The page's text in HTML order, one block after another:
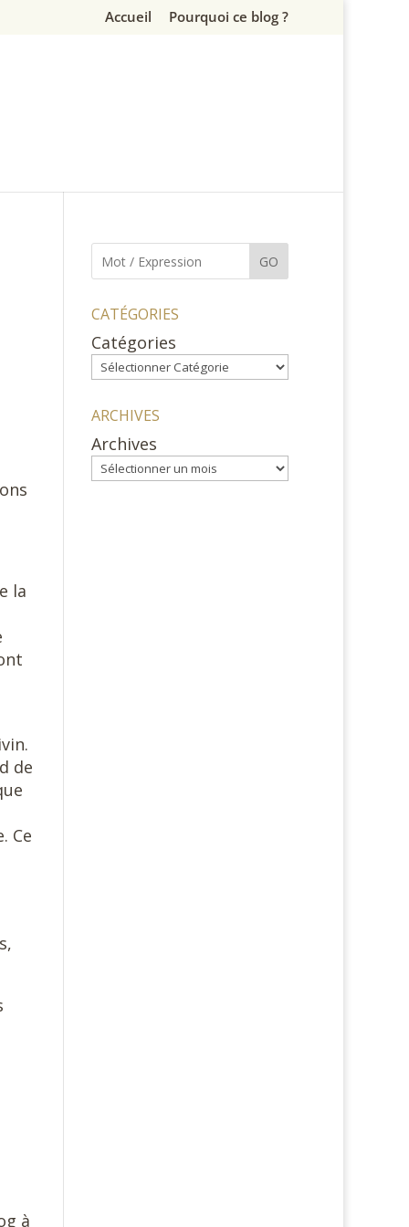
Accueil Pourquoi ce blog ?
la
de
Ce
à
GO
CATÉGORIES
Catégories
ARCHIVES
Archives